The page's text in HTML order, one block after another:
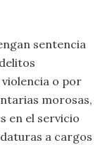
sentencia
o por
morosas,
en el servicio
a cargos